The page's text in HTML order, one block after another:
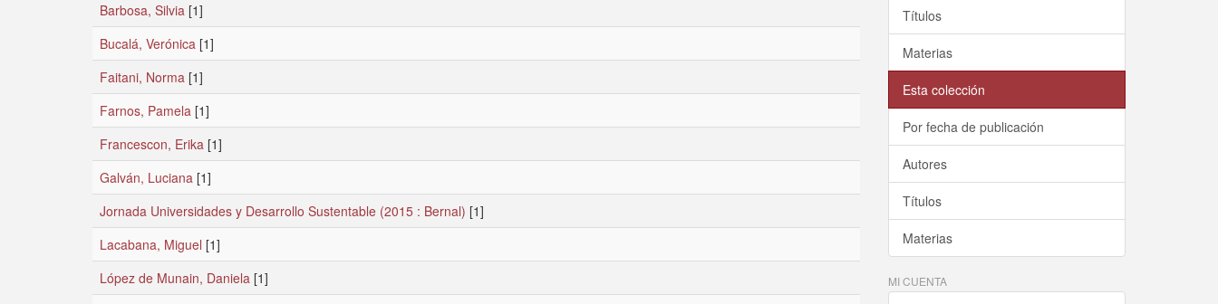
Barbosa, Silvia [1]
Bucalá, Verónica [1]
Faitani, Norma [1]
Farnos, Pamela [1]
Francescon, Erika [1]
Galván, Luciana [1]
Jornada Universidades y Desarrollo Sustentable (2015 : Bernal) [1]
Lacabana, Miguel [1]
López de Munain, Daniela [1]
Títulos
Materias
Esta colección
Por fecha de publicación
Autores
Títulos
Materias
MI CUENTA